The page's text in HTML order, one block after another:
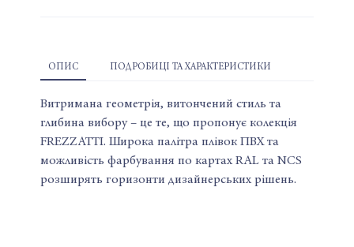
ОПИС ПОДРОБИЦІ ТА ХАРАКТЕРИСТИКИ
Витримана геометрія, витончений стиль та
глибина вибору – це те, що пропонує колекція
FREZZATTI. Широка палітра плівок ПВХ та
можливість фарбування по картах RAL та NCS
розширять горизонти дизайнерських рішень.